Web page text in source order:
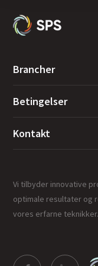
Brancher
Betingelser
Kontakt
Vi tilbyder innovative
optimale resultater og
vores erfarne teknikker.